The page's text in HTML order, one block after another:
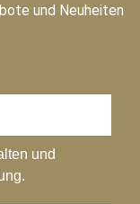
und Neuheiten
und